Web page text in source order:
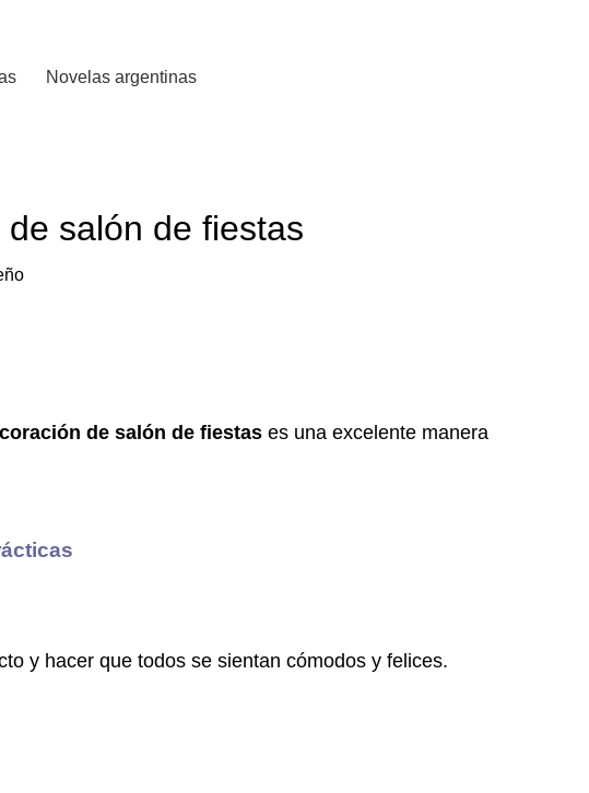
Novelas argentinas
salón de fiestas
de salón de fiestas es una excelente manera
y hacer que todos se sientan cómodos y felices.